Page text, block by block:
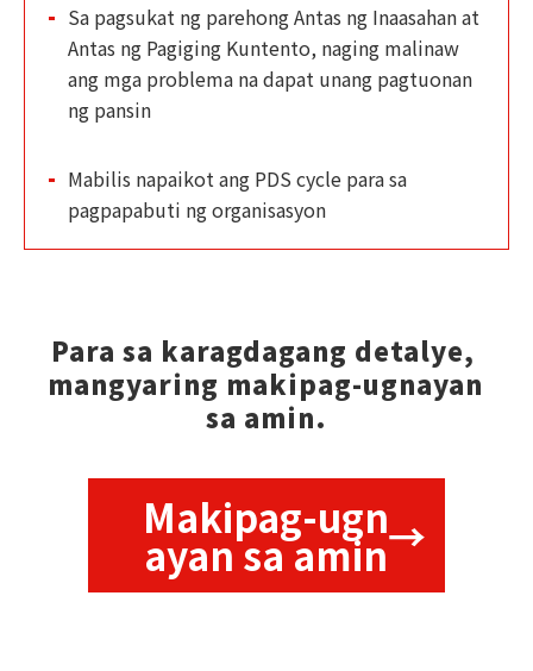
Sa pagsukat ng parehong Antas ng Inaasahan at
Antas ng Pagiging Kuntento, naging malinaw
ang mga problema na dapat unang pagtuonan
ng pansin
Mabilis napaikot ang PDS cycle para sa
pagpapabuti ng organisasyon
Para sa karagdagang detalye,
mangyaring makipag-ugnayan
sa amin.
Makipag-ugn
ayan sa amin